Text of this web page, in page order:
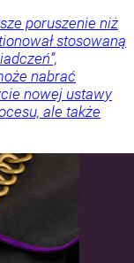
poruszenie niż
stosowaną
nabrać
nowej ustawy
ale także